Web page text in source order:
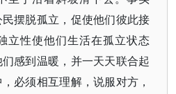
摆脱孤立，促使他们彼此接
立性使他们生活在孤立状态
感到温暖，并一天天联合起
必须相互理解，说服对方，